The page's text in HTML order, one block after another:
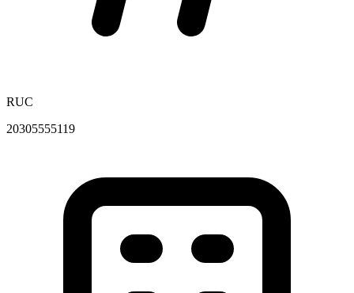
RUC
20305555119